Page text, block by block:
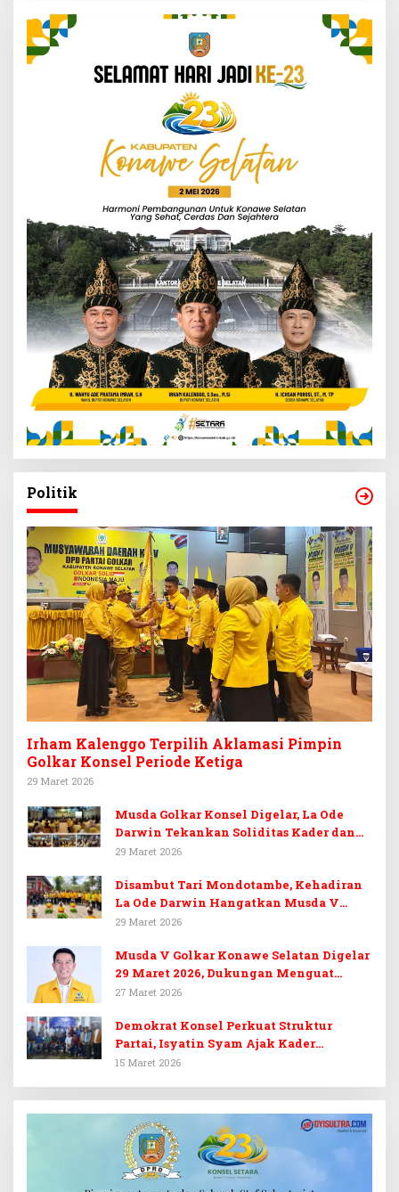
Politik
Irham Kalenggo Terpilih Aklamasi Pimpin
Golkar Konsel Periode Ketiga
29 Maret 2026
Musda Golkar Konsel Digelar, La Ode
Darwin Tekankan Soliditas Kader dan
Target 14 Kursi DPRD Konawe Selatan
29 Maret 2026
Disambut Tari Mondotambe, Kehadiran
La Ode Darwin Hangatkan Musda V
Golkar Konsel
29 Maret 2026
Musda V Golkar Konawe Selatan Digelar
29 Maret 2026, Dukungan Menguat
untuk Irham Kalenggo
27 Maret 2026
Demokrat Konsel Perkuat Struktur
Partai, Isyatin Syam Ajak Kader
Kembalikan Kejayaan
15 Maret 2026